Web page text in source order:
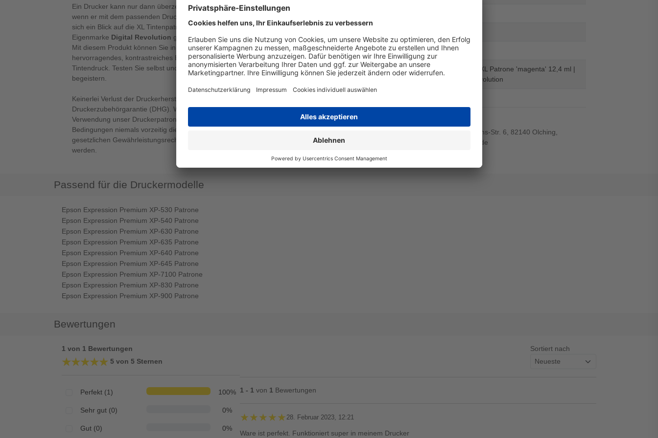
Ein Drucker kann nur dann überzeugende und hochwertige Ausdrucke liefern,
wenn er mit dem passenden Druckerzubehör ausgestattet ist. Daher lohnt
sich ein Blick auf die XL Tintenpatrone NO33 magenta 12,4 ml unserer
Eigenmarke Digital Revolution gleich mehrfach.
Mit diesem Produkt können Sie in magenta drucken und erzielen ein
hervorragendes, kontrastreiches Ergebnis - ideal geeignet für den
Tintendruck. Testen Sie selbst und lassen sich von diesem Produkt
begeistern.
Keinerlei Verlust der Druckerherstellergarantie durch die
Druckerzubehörgarantie (DHG). Wir garantieren Ihnen, dass Sie bei
Verwendung unser Druckerpatronen im Rahmen der DHG und der dortigen
Bedingungen niemals vorzeitig die Herstellergarantie Ihres Druckers und die
gesetzlichen Gewährleistungsrechte verlieren oder diese auch nur gemindert
werden.
Seitenergiebigkeit Inhalt in ml: 13,8
Beschreibung
Epson 33 - alternative XL Patrone 'magenta' 12,4 ml |
650 Seiten - Digital Revolution
Angaben zum Hersteller
Wiegand & Partner GmbH, Werner-von-Siemens-Str. 6, 82140 Olching,
Deutschland, E-Mail: service@wiegand-gmbh.de
Passend für die Druckermodelle
Epson Expression Premium XP-530 Patrone
Epson Expression Premium XP-540 Patrone
Epson Expression Premium XP-630 Patrone
Epson Expression Premium XP-635 Patrone
Epson Expression Premium XP-640 Patrone
Epson Expression Premium XP-645 Patrone
Epson Expression Premium XP-7100 Patrone
Epson Expression Premium XP-830 Patrone
Epson Expression Premium XP-900 Patrone
Bewertungen
1 von 1 Bewertungen
★★★★★
★★★★★ 5 von 5 Sternen
Perfekt (1) 100%
Sehr gut (0) 0%
Gut (0) 0%
Sortiert nach
1 - 1 von 1 Bewertungen
★★★★★
★★★★★ 28. Februar 2023, 12:21
Ware ist perfekt. Funktioniert super in meinem Drucker